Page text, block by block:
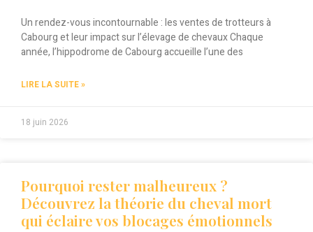
Un rendez-vous incontournable : les ventes de trotteurs à
Cabourg et leur impact sur l’élevage de chevaux Chaque
année, l’hippodrome de Cabourg accueille l’une des
LIRE LA SUITE »
18 juin 2026
Pourquoi rester malheureux ?
Découvrez la théorie du cheval mort
qui éclaire vos blocages émotionnels